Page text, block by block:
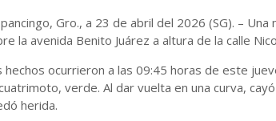
Gro., a 23 de abril del 2026 (SG). –
la avenida Benito Juárez a altura de la calle
hechos ocurrieron a las 09:45 horas de este
verde. Al dar vuelta en una curva,
herida.